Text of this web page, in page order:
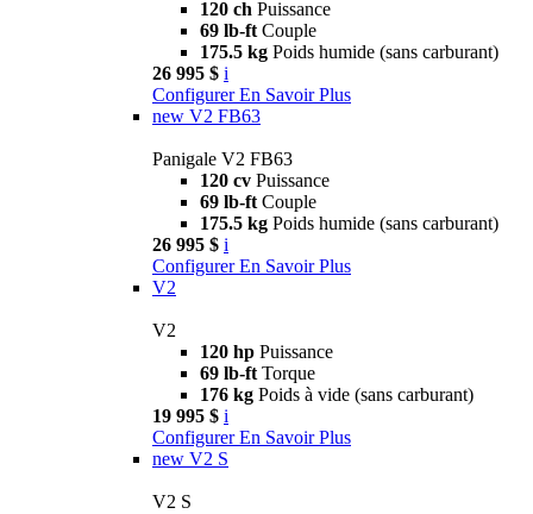
120 ch Puissance
69 lb-ft Couple
175.5 kg Poids humide (sans carburant)
26 995 $ i
Configurer En Savoir Plus
new V2 FB63
Panigale V2 FB63
120 cv Puissance
69 lb-ft Couple
175.5 kg Poids humide (sans carburant)
26 995 $ i
Configurer En Savoir Plus
V2
V2
120 hp Puissance
69 lb-ft Torque
176 kg Poids à vide (sans carburant)
19 995 $ i
Configurer En Savoir Plus
new V2 S
V2 S